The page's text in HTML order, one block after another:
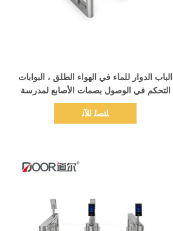
الباب الدوار للماء في الهواء الطلق ، البوابات
التحكم في الوصول بصمات الأصابع لمدرسة
الحدائق
ﺎﺘﺼﻟ ﺍﻶﻧ